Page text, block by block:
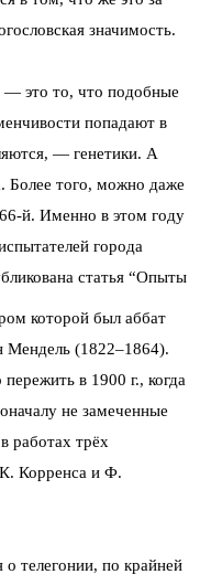
значимость.
— это то, что подобные
попадают в
— генетики. А
Более того, можно даже
й. Именно в этом году
города
статья “Опыты
которой был аббат
Мендель (1822–1864).
в 1900 г., когда
не замеченные
работах трёх
Корренса и Ф.
телегонии, по крайней